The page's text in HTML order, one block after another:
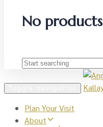
No
Plan Your Visit
About